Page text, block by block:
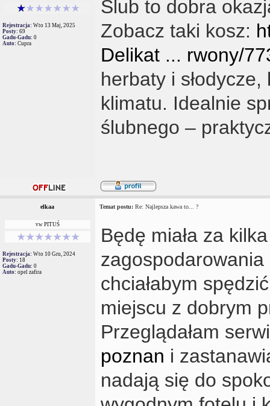
Rejestracja: Wto 13 Maj, 2025
Posty: 69
Gadu-Gadu: 0
Auto: Cupra
Ślub to dobra
Zobacz taki kosz:
Delikat ... rwony/
herbaty i
klimatu. Idealnie
ślubnego –
elkaa Temat postu: Re: Najlepsza kawa to... ?
vw PITUŚ
Rejestracja: Wto 10 Gru, 2024
Posty: 18
Gadu-Gadu: 0
Auto: opel zafira
Będę miała za
chciałabym
miejscu z dobrym
Przeglądałam
poznan i
nadają się do